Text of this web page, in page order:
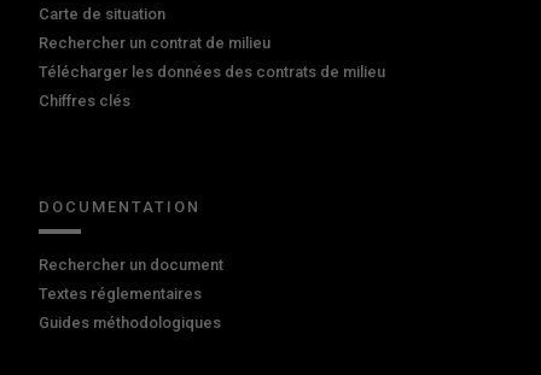
Carte de situation
Rechercher un contrat de milieu
Télécharger les données des contrats de milieu
Chiffres clés
DOCUMENTATION
Rechercher un document
Textes réglementaires
Guides méthodologiques